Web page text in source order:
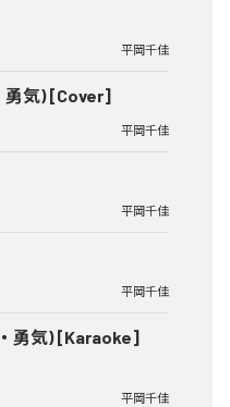
平岡千佳
勇気) [Cover]
平岡千佳
平岡千佳
平岡千佳
勇気) [Karaoke]
平岡千佳